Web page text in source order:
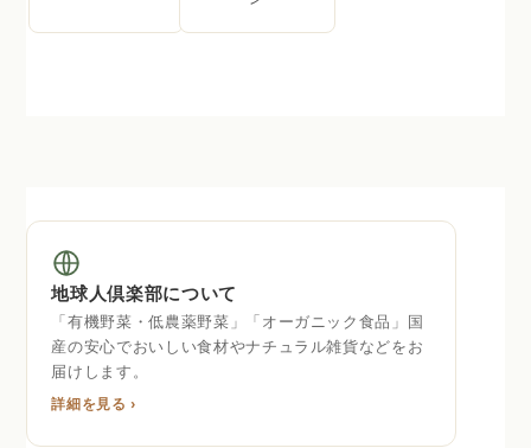
地球人倶楽部について
「有機野菜・低農薬野菜」「オーガニック食品」国
産の安心でおいしい食材やナチュラル雑貨などをお
届けします。
詳細を見る ›